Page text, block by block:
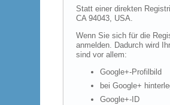
Statt einer direkten
CA 94043, USA.
Wenn Sie sich für die
anmelden. Dadurch wird
sind vor allem:
Google+-Profilbild
bei Google+
Google+-ID